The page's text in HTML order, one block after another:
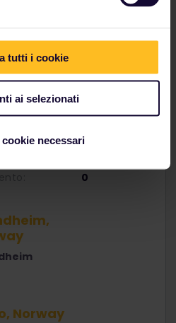
tutti i cookie
ai selezionati
necessari
9h35m
0
Norway